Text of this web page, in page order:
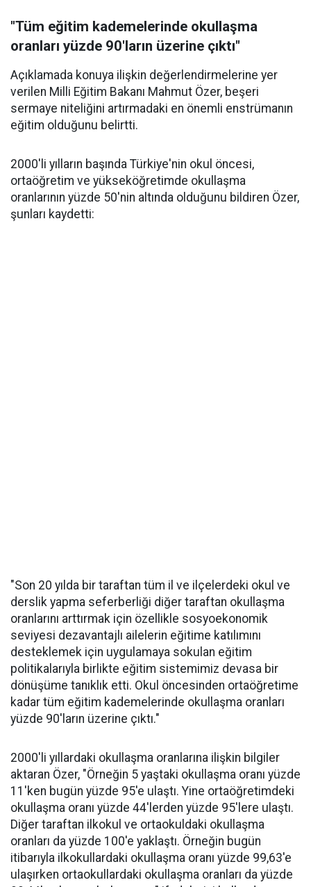
"Tüm eğitim kademelerinde okullaşma
oranları yüzde 90'ların üzerine çıktı"
Açıklamada konuya ilişkin değerlendirmelerine yer
verilen Milli Eğitim Bakanı Mahmut Özer, beşeri
sermaye niteliğini artırmadaki en önemli enstrümanın
eğitim olduğunu belirtti.
2000'li yılların başında Türkiye'nin okul öncesi,
ortaöğretim ve yükseköğretimde okullaşma
oranlarının yüzde 50'nin altında olduğunu bildiren Özer,
şunları kaydetti:
"Son 20 yılda bir taraftan tüm il ve ilçelerdeki okul ve
derslik yapma seferberliği diğer taraftan okullaşma
oranlarını arttırmak için özellikle sosyoekonomik
seviyesi dezavantajlı ailelerin eğitime katılımını
desteklemek için uygulamaya sokulan eğitim
politikalarıyla birlikte eğitim sistemimiz devasa bir
dönüşüme tanıklık etti. Okul öncesinden ortaöğretime
kadar tüm eğitim kademelerinde okullaşma oranları
yüzde 90'ların üzerine çıktı."
2000'li yıllardaki okullaşma oranlarına ilişkin bilgiler
aktaran Özer, "Örneğin 5 yaştaki okullaşma oranı yüzde
11'ken bugün yüzde 95'e ulaştı. Yine ortaöğretimdeki
okullaşma oranı yüzde 44'lerden yüzde 95'lere ulaştı.
Diğer taraftan ilkokul ve ortaokuldaki okullaşma
oranları da yüzde 100'e yaklaştı. Örneğin bugün
itibarıyla ilkokullardaki okullaşma oranı yüzde 99,63'e
ulaşırken ortaokullardaki okullaşma oranları da yüzde